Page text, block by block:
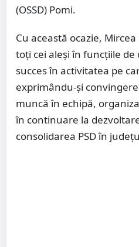
(OSSD) Pomi.
Cu această ocazie,
toți cei aleși în funcțiile
succes în activitatea pe
exprimându-și
muncă în echipă,
în continuare la
consolidarea PSD în